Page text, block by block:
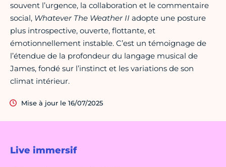
Live immersif
souvent l’urgence, la collaboration et le commentaire
social, Whatever The Weather II adopte une posture
plus introspective, ouverte, flottante, et
émotionnellement instable. C’est un témoignage de
l’étendue de la profondeur du langage musical de
James, fondé sur l’instinct et les variations de son
climat intérieur.
Mise à jour le 16/07/2025